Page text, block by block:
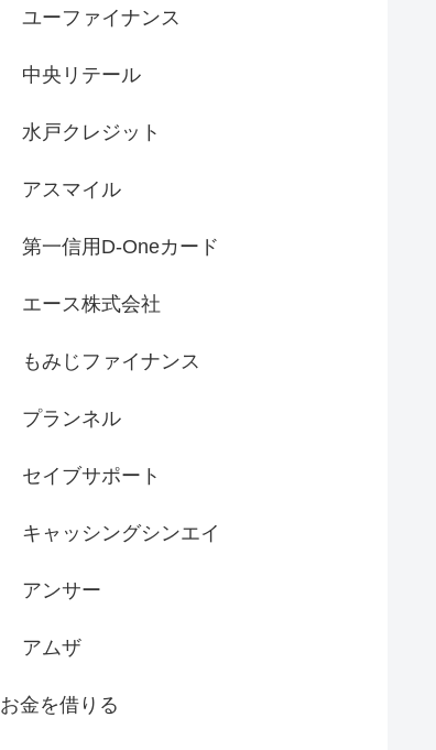
ユーファイナンス
中央リテール
水戸クレジット
アスマイル
第一信用D-Oneカード
エース株式会社
もみじファイナンス
プランネル
セイブサポート
キャッシングシンエイ
アンサー
アムザ
お金を借りる